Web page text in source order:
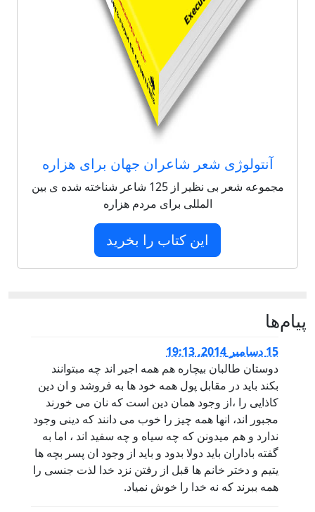
آنتولوژی شعر شاعران جهان برای هزاره
مجموعه شعر بی نظیر از 125 شاعر شناخته شده ی بین
المللی برای مردم هزاره
این کتاب را بخرید
پيام‌ها
15 دسامبر 2014, 19:13
دوستان طالبان بیچاره هم همه اجیر اند چه مبتوانند
بکند باید در مقابل پول همه خود ها به فروشد و ان دین
کاذایی را ،از وجود همان دین است که نان می خورند
مجبور اند، انها همه چیز را خوب می دانند که دینی وجود
ندارد و هم میدونن که چه سیاه و چه سفید اند ، اما به
گفته باداران باید دولا بدود و باید از وجود ان پسر بچه ها
یتیم و دختر خانم ها قبل از رفتن نزد خدا لذت جنسی را
همه ببرند که نه خدا را خوش نمیاد.